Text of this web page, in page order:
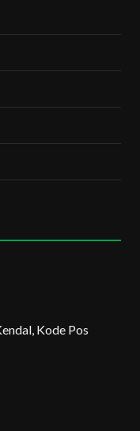
Kode Pos